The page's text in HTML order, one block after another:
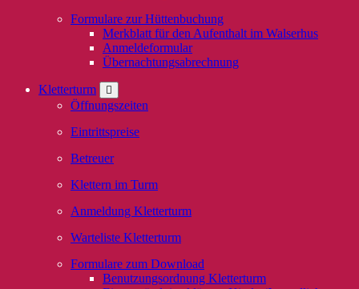
Formulare zur Hüttenbuchung
Merkblatt für den Aufenthalt im Walserhus
Anmeldeformular
Übernachtungsabrechnung
Kletterturm
Öffnungszeiten
Eintrittspreise
Betreuer
Klettern im Turm
Anmeldung Kletterturm
Warteliste Kletterturm
Formulare zum Download
Benutzungsordnung Kletterturm